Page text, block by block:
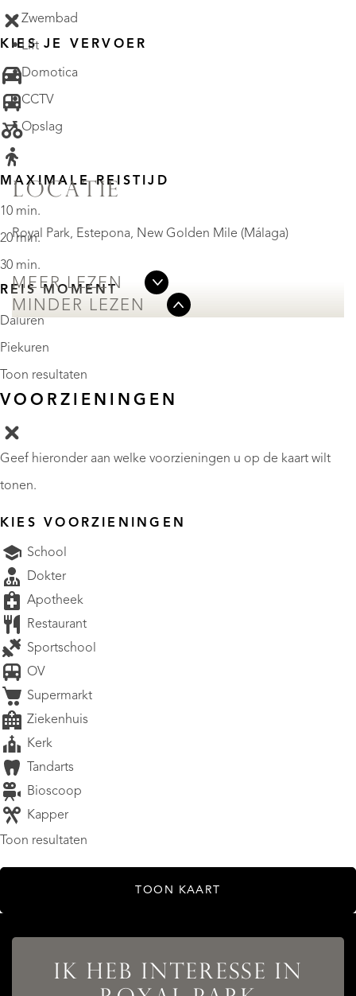
• Zwembad
• Lift
• Domotica
• CCTV
• Opslag
LOCATIE
Royal Park, Estepona, New Golden Mile (Málaga)
MEER LEZEN
MINDER LEZEN
KIES JE VERVOER
MAXIMALE REISTIJD
10 min.
20 min.
30 min.
REIS MOMENT
Daluren
Piekuren
Toon resultaten
VOORZIENINGEN
Geef hieronder aan welke voorzieningen u op de kaart wilt
tonen.
KIES VOORZIENINGEN
School
Dokter
Apotheek
Restaurant
Sportschool
OV
Supermarkt
Ziekenhuis
Kerk
Tandarts
Bioscoop
Kapper
Toon resultaten
TOON KAART
IK HEB INTERESSE IN